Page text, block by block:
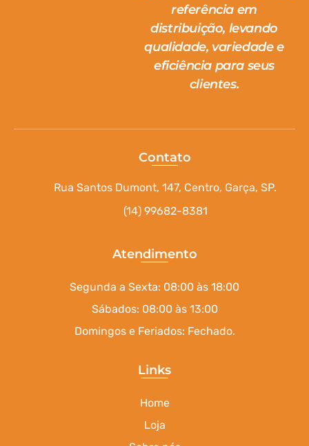
referência em
distribuição, levando
qualidade, variedade e
eficiência para seus
clientes.
Contato
Rua Santos Dumont, 147, Centro, Garça, SP.
(14) 99682-8381
Atendimento
Segunda a Sexta: 08:00 às 18:00
Sábados: 08:00 às 13:00
Domingos e Feriados: Fechado.
Links
Home
Loja